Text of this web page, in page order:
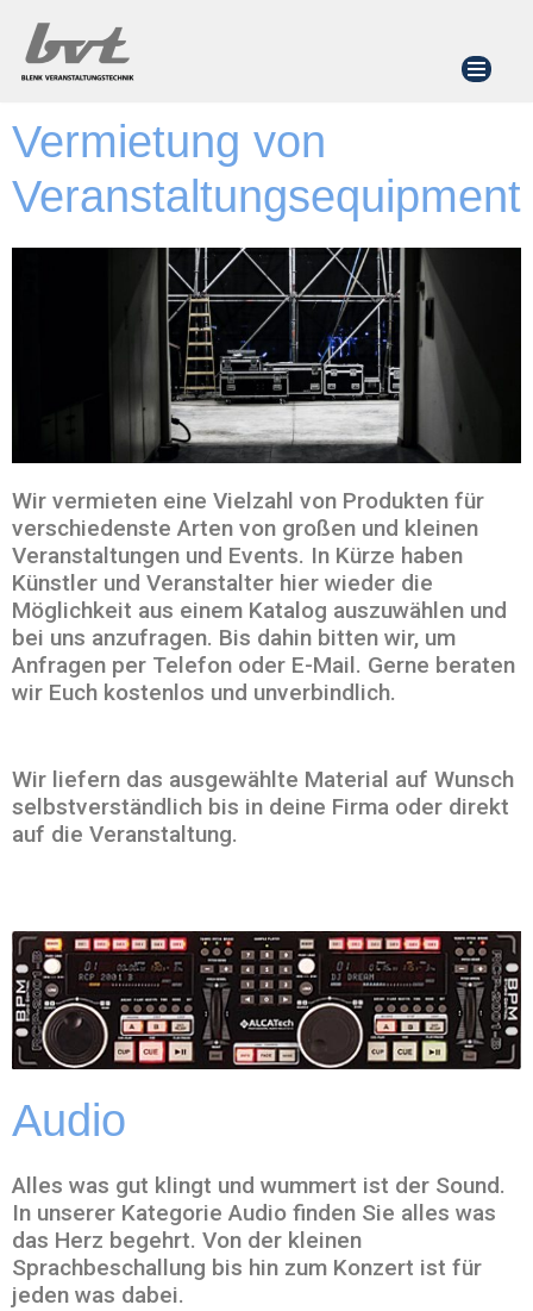
Zum
springen
Vermietung von
Veranstaltungsequipment
Wir vermieten eine Vielzahl von Produkten für
verschiedenste Arten von großen und kleinen
Veranstaltungen und Events. In Kürze haben
Künstler und Veranstalter hier wieder die
Möglichkeit aus einem Katalog auszuwählen und
bei uns anzufragen. Bis dahin bitten wir, um
Anfragen per Telefon oder E-Mail. Gerne beraten
wir Euch kostenlos und unverbindlich.
Wir liefern das ausgewählte Material auf Wunsch
selbstverständlich bis in deine Firma oder direkt
auf die Veranstaltung.
Audio
Alles was gut klingt und wummert ist der Sound.
In unserer Kategorie Audio finden Sie alles was
das Herz begehrt. Von der kleinen
Sprachbeschallung bis hin zum Konzert ist für
jeden was dabei.